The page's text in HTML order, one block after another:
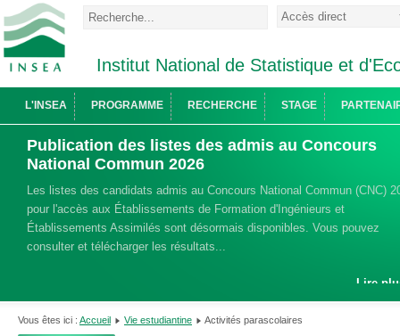
Institut National de Statistique et
L'INSEA PROGRAMME RECHERCHE STAGE
Publication des listes des admis au Concours
National Commun 2026
Les listes des candidats admis au Concours National Commun (CNC)
pour l'accès aux Établissements de Formation d'Ingénieurs et
Établissements Assimilés sont désormais disponibles. Vous pouvez
consulter et télécharger les résultats...
Lire
Vous êtes ici : Accueil Vie estudiantine Activités parascolaires